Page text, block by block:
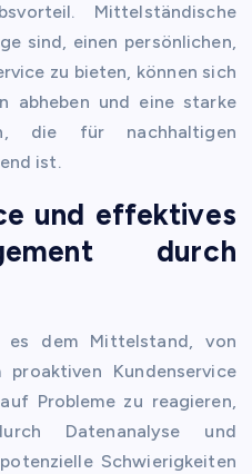
Mittelständische
sind, einen persönlichen,
zu bieten, können sich
abheben und eine starke
die für nachhaltigen
ist.
und effektives
durch
es dem Mittelstand, von
Kundenservice
Probleme zu reagieren,
Datenanalyse und
Schwierigkeiten